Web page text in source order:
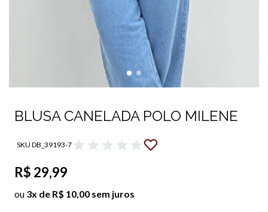
BLUSA CANELADA POLO MILENE
SKU DB_39193-7
R$ 29,99
ou 3x de R$ 10,00 sem juros